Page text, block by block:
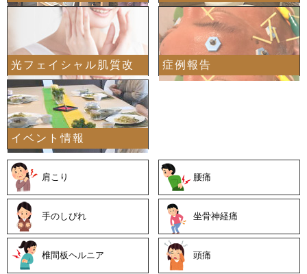
光フェイシャル肌質改
善
症例報告
イベント情報
肩こり 腰痛
手のしびれ 坐骨神経痛
椎間板ヘルニア 頭痛